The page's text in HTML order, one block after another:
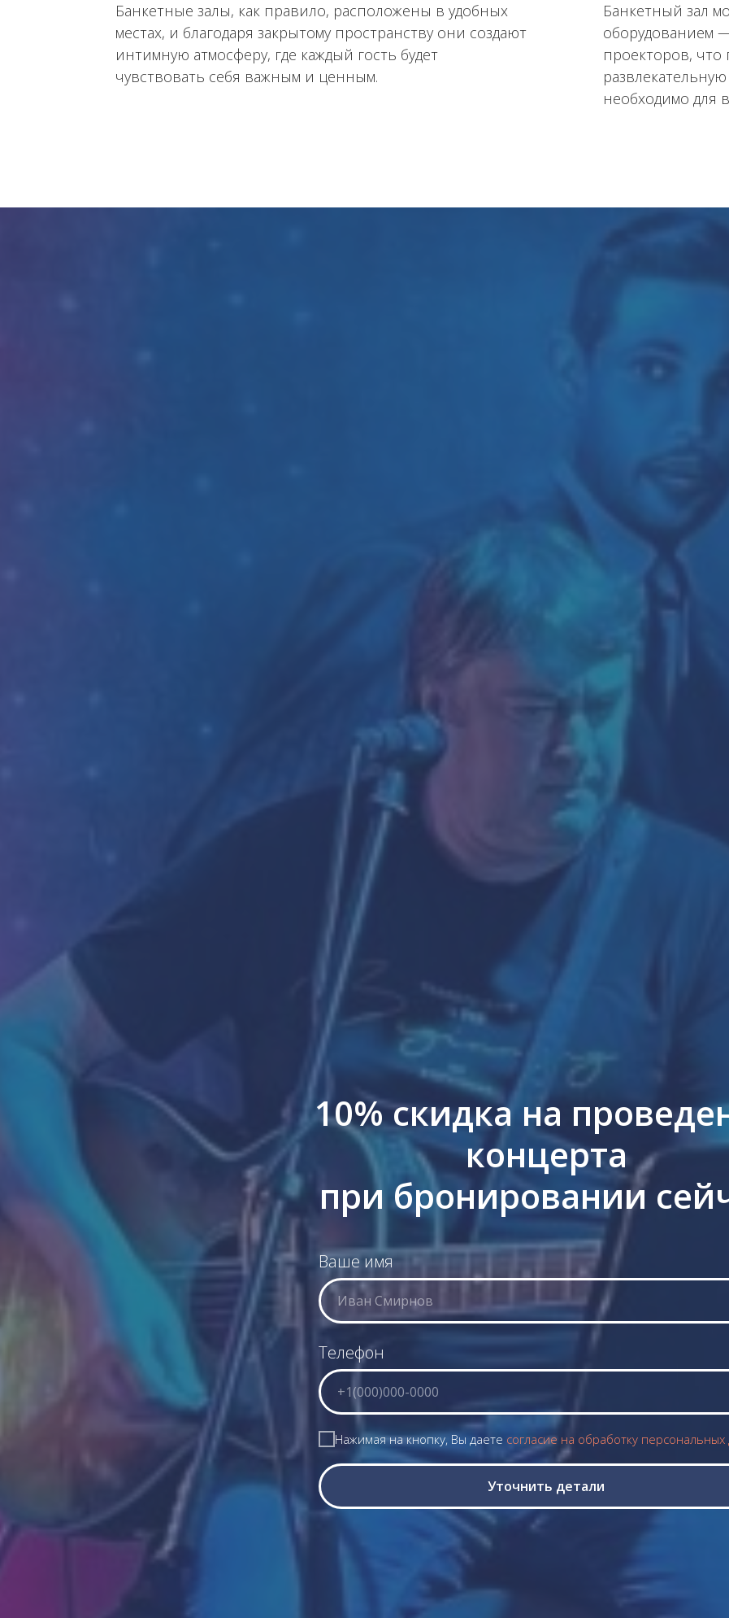
Банкетные залы, как правило, расположены в удобных
местах, и благодаря закрытому пространству они создают
интимную атмосферу, где каждый гость будет
чувствовать себя важным и ценным.
Банкетный зал
оборудованием
проекторов, что
необходимо для
10% скидка на
концерта
при бронировании
Ваше имя
Телефон
Нажимая на кнопку, Вы даете согласие на обработку
Уточнить детали